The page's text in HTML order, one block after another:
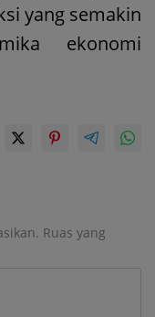
yang semakin
ekonomi
Ruas yang